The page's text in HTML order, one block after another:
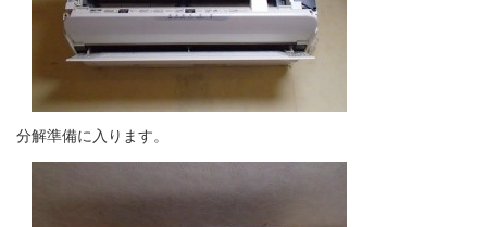
分解準備に入ります。